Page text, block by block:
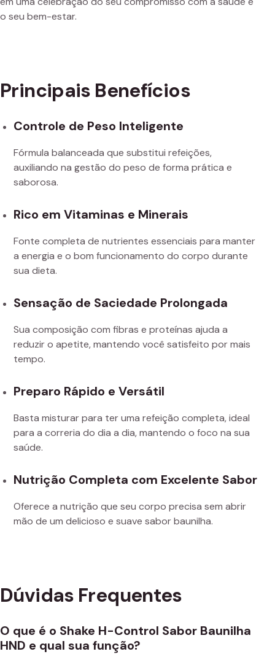
o seu bem-estar.
Principais Benefícios
Controle de Peso Inteligente
Fórmula balanceada que substitui refeições,
auxiliando na gestão do peso de forma prática e
saborosa.
Rico em Vitaminas e Minerais
Fonte completa de nutrientes essenciais para manter
a energia e o bom funcionamento do corpo durante
sua dieta.
Sensação de Saciedade Prolongada
Sua composição com fibras e proteínas ajuda a
reduzir o apetite, mantendo você satisfeito por mais
tempo.
Preparo Rápido e Versátil
Basta misturar para ter uma refeição completa, ideal
para a correria do dia a dia, mantendo o foco na sua
saúde.
Nutrição Completa com Excelente Sabor
Oferece a nutrição que seu corpo precisa sem abrir
mão de um delicioso e suave sabor baunilha.
Dúvidas Frequentes
O que é o Shake H-Control Sabor Baunilha
HND e qual sua função?